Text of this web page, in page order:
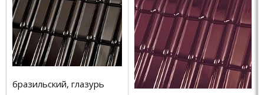
бразильский, глазурь